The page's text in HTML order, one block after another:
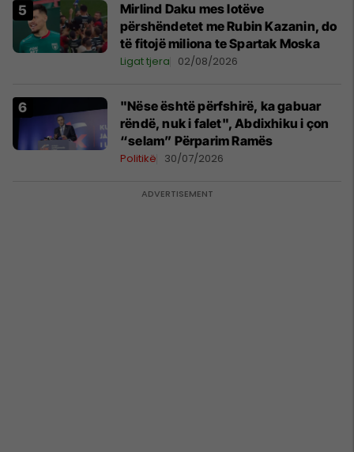
Mirlind Daku mes lotëve
përshëndetet me Rubin Kazanin, do
të fitojë miliona te Spartak Moska
Ligat tjera 02/08/2026
"Nëse është përfshirë, ka gabuar
rëndë, nuk i falet", Abdixhiku i çon
“selam” Përparim Ramës
Politikë 30/07/2026